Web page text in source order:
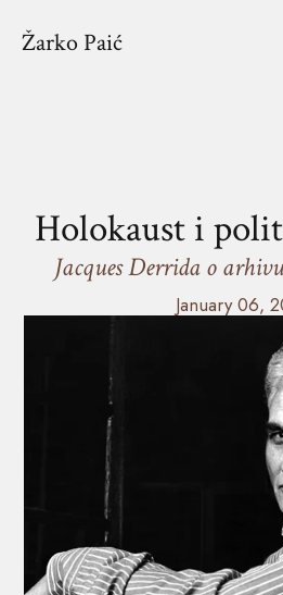
Žarko Paić
Holokaust i
Jacques Derrida o
January 06,